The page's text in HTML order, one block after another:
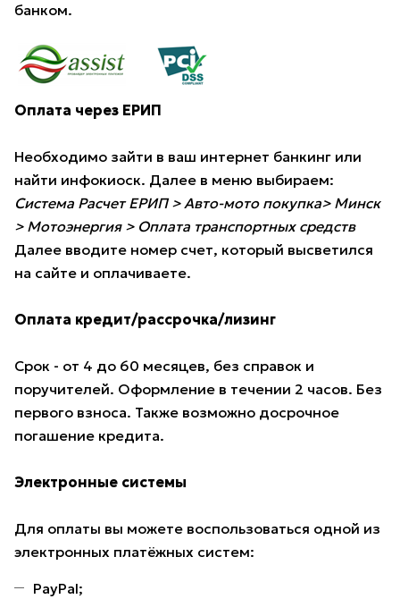
банком.
Оплата через ЕРИП
Необходимо зайти в ваш интернет банкинг или
найти инфокиоск. Далее в меню выбираем:
Система Расчет ЕРИП > Авто-мото покупка> Минск
> Мотоэнергия > Оплата транспортных средств
Далее вводите номер счет, который высветился
на сайте и оплачиваете.
Оплата кредит/рассрочка/лизинг
Срок - от 4 до 60 месяцев, без справок и
поручителей. Оформление в течении 2 часов. Без
первого взноса. Также возможно досрочное
погашение кредита.
Электронные системы
Для оплаты вы можете воспользоваться одной из
электронных платёжных систем:
PayPal;